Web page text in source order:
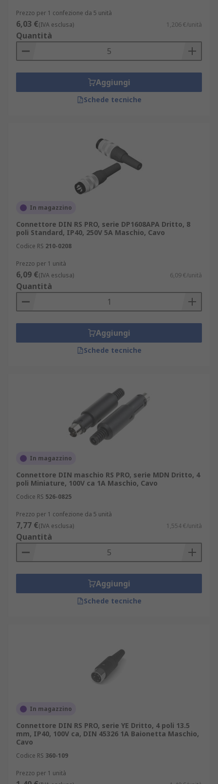
Prezzo per 1 confezione da 5 unità
6,03 €(IVA esclusa) 1,206 €/unità
Quantità
Aggiungi
Schede tecniche
In magazzino
Connettore DIN RS PRO, serie DP1608APA Dritto, 8
poli Standard, IP40, 250V 5A Maschio, Cavo
Codice RS 210-0208
Prezzo per 1 unità
6,09 €(IVA esclusa) 6,09 €/unità
Quantità
Aggiungi
Schede tecniche
In magazzino
Connettore DIN maschio RS PRO, serie MDN Dritto, 4
poli Miniature, 100V ca 1A Maschio, Cavo
Codice RS 526-0825
Prezzo per 1 confezione da 5 unità
7,77 €(IVA esclusa) 1,554 €/unità
Quantità
Aggiungi
Schede tecniche
In magazzino
Connettore DIN RS PRO, serie YE Dritto, 4 poli 13.5
mm, IP40, 100V ca, DIN 45326 1A Baionetta Maschio,
Cavo
Codice RS 360-109
Prezzo per 1 unità